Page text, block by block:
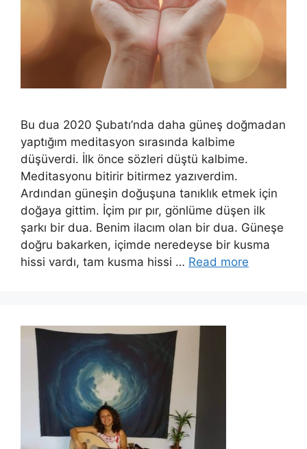
Bu dua 2020 Şubatı’nda daha güneş doğmadan
yaptığım meditasyon sırasında kalbime
düşüverdi. İlk önce sözleri düştü kalbime.
Meditasyonu bitirir bitirmez yazıverdim.
Ardından güneşin doğuşuna tanıklık etmek için
doğaya gittim. İçim pır pır, gönlüme düşen ilk
şarkı bir dua. Benim ilacım olan bir dua. Güneşe
doğru bakarken, içimde neredeyse bir kusma
hissi vardı, tam kusma hissi … Read more